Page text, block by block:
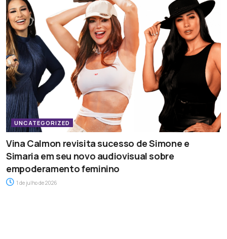
UNCATEGORIZED
Vina Calmon revisita sucesso de Simone e
Simaria em seu novo audiovisual sobre
empoderamento feminino
1 de julho de 2026